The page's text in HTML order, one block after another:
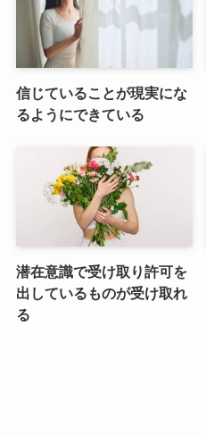
信じていることが現実にな
るようにできている
潜在意識で受け取り許可を
出しているものが受け取れ
る